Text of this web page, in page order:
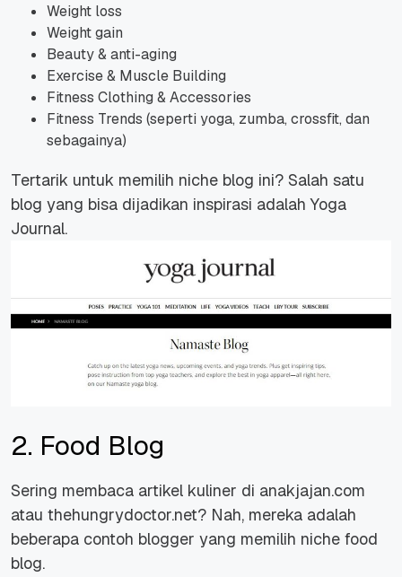
Weight loss
Weight gain
Beauty & anti-aging
Exercise & Muscle Building
Fitness Clothing & Accessories
Fitness Trends (seperti yoga, zumba, crossfit, dan
sebagainya)
Tertarik untuk memilih niche blog ini? Salah satu
blog yang bisa dijadikan inspirasi adalahYoga
Journal.
2. Food Blog
Sering membaca artikel kuliner di anakjajan.com
atau thehungrydoctor.net? Nah, mereka adalah
beberapa contoh blogger yang memilih niche food
blog.